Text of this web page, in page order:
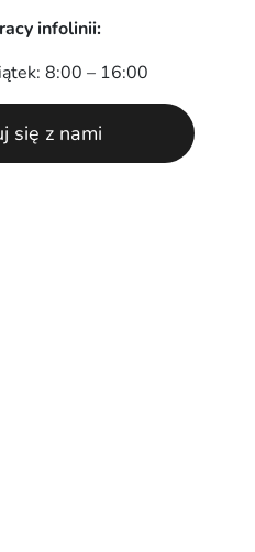
infolinii:
8:00 – 16:00
się z nami